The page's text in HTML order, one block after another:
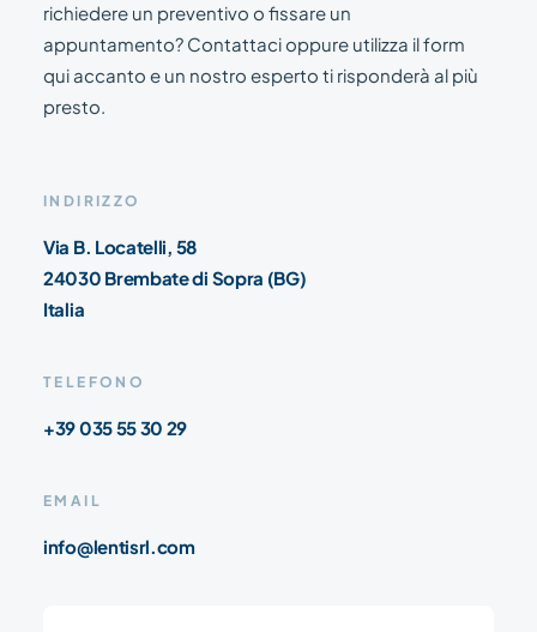
richiedere un preventivo o fissare un
appuntamento? Contattaci oppure utilizza il form
qui accanto e un nostro esperto ti risponderà al più
presto.
INDIRIZZO
Via B. Locatelli, 58
24030 Brembate di Sopra (BG)
Italia
TELEFONO
+39 035 55 30 29
EMAIL
info@lentisrl.com